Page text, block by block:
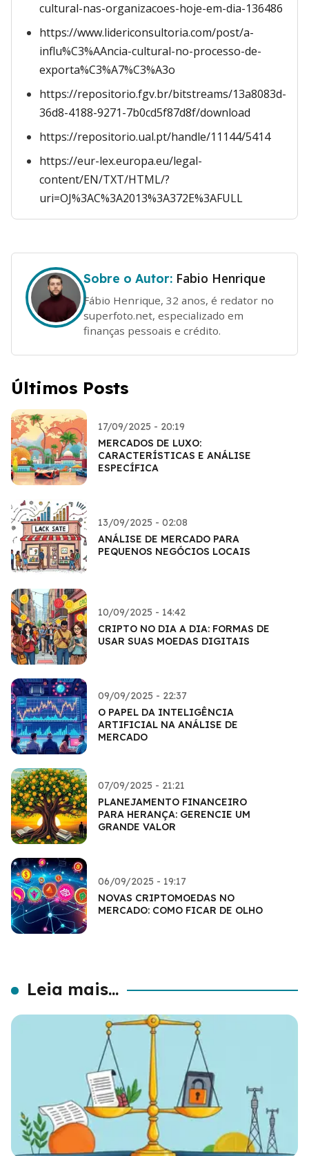
cultural-nas-organizacoes-hoje-em-dia-136486
https://www.lidericonsultoria.com/post/a-
influ%C3%AAncia-cultural-no-processo-de-
exporta%C3%A7%C3%A3o
https://repositorio.fgv.br/bitstreams/13a8083d-
36d8-4188-9271-7b0cd5f87d8f/download
https://repositorio.ual.pt/handle/11144/5414
https://eur-lex.europa.eu/legal-
content/EN/TXT/HTML/?
uri=OJ%3AC%3A2013%3A372E%3AFULL
Sobre o Autor: Fabio Henrique
Fábio Henrique, 32 anos, é redator no
superfoto.net, especializado em
finanças pessoais e crédito.
Últimos Posts
17/09/2025 - 20:19
MERCADOS DE LUXO:
CARACTERÍSTICAS E ANÁLISE
ESPECÍFICA
13/09/2025 - 02:08
ANÁLISE DE MERCADO PARA
PEQUENOS NEGÓCIOS LOCAIS
10/09/2025 - 14:42
CRIPTO NO DIA A DIA: FORMAS DE
USAR SUAS MOEDAS DIGITAIS
09/09/2025 - 22:37
O PAPEL DA INTELIGÊNCIA
ARTIFICIAL NA ANÁLISE DE
MERCADO
07/09/2025 - 21:21
PLANEJAMENTO FINANCEIRO
PARA HERANÇA: GERENCIE UM
GRANDE VALOR
06/09/2025 - 19:17
NOVAS CRIPTOMOEDAS NO
MERCADO: COMO FICAR DE OLHO
Leia mais...